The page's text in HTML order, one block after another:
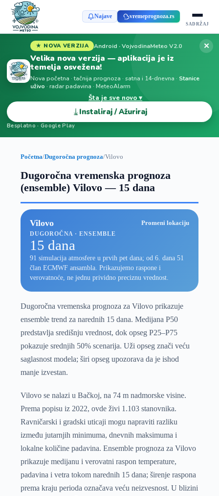
Najave vremeprognoza.rs
SADRŽAJ
★ NOVA VERZIJA Android · VojvodinaMeteo V2.0
Velika nova verzija — aplikacija je iz
temelja osvežena!
Nova početna · tačnija prognoza · satna i 14-dnevna · Stanice
uživo · radar padavina · MeteoAlarm
Šta je sve novo ▾
⤓ Instaliraj / Ažuriraj
Besplatno · Google Play
✕
Početna/Dugoročna prognoza/Vilovo
Dugoročna vremenska prognoza
(ensemble) Vilovo — 15 dana
Vilovo Promeni lokaciju
DUGOROČNA · ENSEMBLE
15 dana
91 simulacija atmosfere u prvih pet dana; od 6. dana 51
član ECMWF ansambla. Prikazujemo raspone i
verovatnoće, ne jednu prividno preciznu vrednost.
Dugoročna vremenska prognoza za Vilovo prikazuje
ensemble trend za narednih 15 dana. Medijana P50
predstavlja središnju vrednost, dok opseg P25–P75
pokazuje srednjih 50% scenarija. Uži opseg znači veću
saglasnost modela; širi opseg upozorava da je ishod
manje izvestan.
Vilovo se nalazi u Bačkoj, na 74 m nadmorske visine.
Prema popisu iz 2022, ovde živi 1.103 stanovnika.
Ravničarski i gradski uticaji mogu napraviti razliku
između jutarnjih minimuma, dnevnih maksimuma i
lokalne količine padavina. Ensemble prognoza za Vilovo
prikazuje medijanu i verovatni raspon temperature,
padavina i vetra tokom narednih 15 dana; širenje raspona
prema kraju perioda označava veću neizvesnost. U blizini